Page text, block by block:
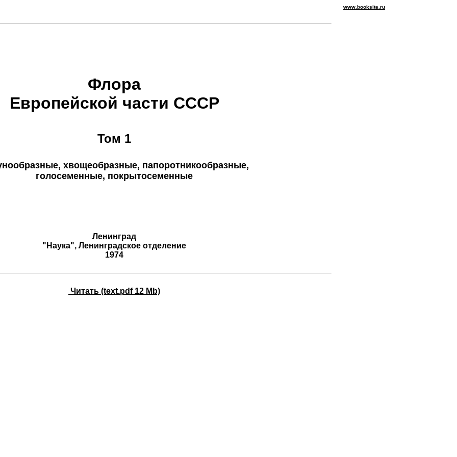
www.booksite.ru
Флора
Европейской части СССР
Том 1
хвощеобразные, папоротникообразные,
голосеменные, покрытосеменные
Ленинград
"Наука", Ленинградское отделение
1974
Читать (text.pdf 12 Mb)